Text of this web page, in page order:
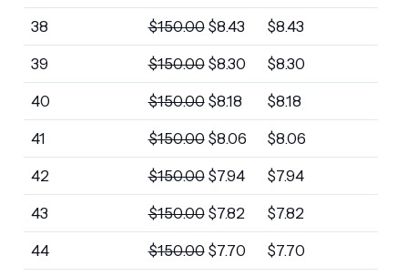
38 $150.00 $8.43 $8.43
39 $150.00 $8.30 $8.30
40 $150.00 $8.18 $8.18
41 $150.00 $8.06 $8.06
42 $150.00 $7.94 $7.94
43 $150.00 $7.82 $7.82
44 $150.00 $7.70 $7.70